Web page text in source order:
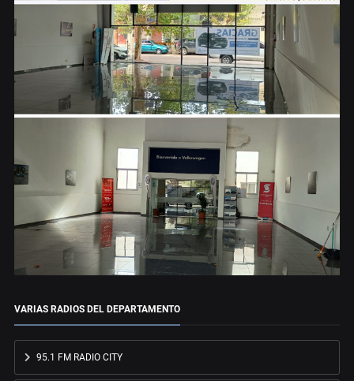
VARIAS RADIOS DEL DEPARTAMENTO
95.1 FM RADIO CITY